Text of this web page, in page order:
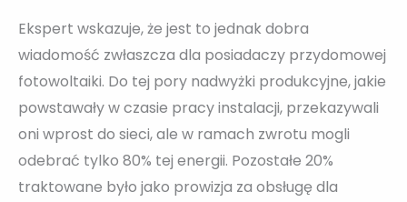
Ekspert wskazuje, że jest to jednak dobra
wiadomość zwłaszcza dla posiadaczy przydomowej
fotowoltaiki. Do tej pory nadwyżki produkcyjne, jakie
powstawały w czasie pracy instalacji, przekazywali
oni wprost do sieci, ale w ramach zwrotu mogli
odebrać tylko 80% tej energii. Pozostałe 20%
traktowane było jako prowizja za obsługę dla